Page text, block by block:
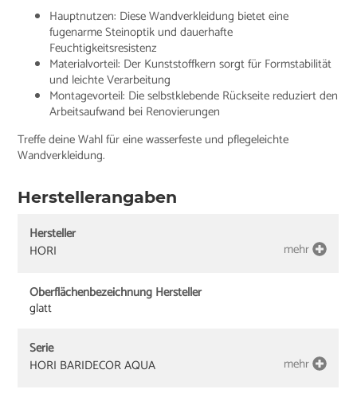
Hauptnutzen: Diese Wandverkleidung bietet eine
fugenarme Steinoptik und dauerhafte
Feuchtigkeitsresistenz
Materialvorteil: Der Kunststoffkern sorgt für Formstabilität
und leichte Verarbeitung
Montagevorteil: Die selbstklebende Rückseite reduziert den
Arbeitsaufwand bei Renovierungen
Treffe deine Wahl für eine wasserfeste und pflegeleichte
Wandverkleidung.
Herstellerangaben
Hersteller
HORI
mehr
Oberflächenbezeichnung Hersteller
glatt
Serie
HORI BARIDECOR AQUA
mehr